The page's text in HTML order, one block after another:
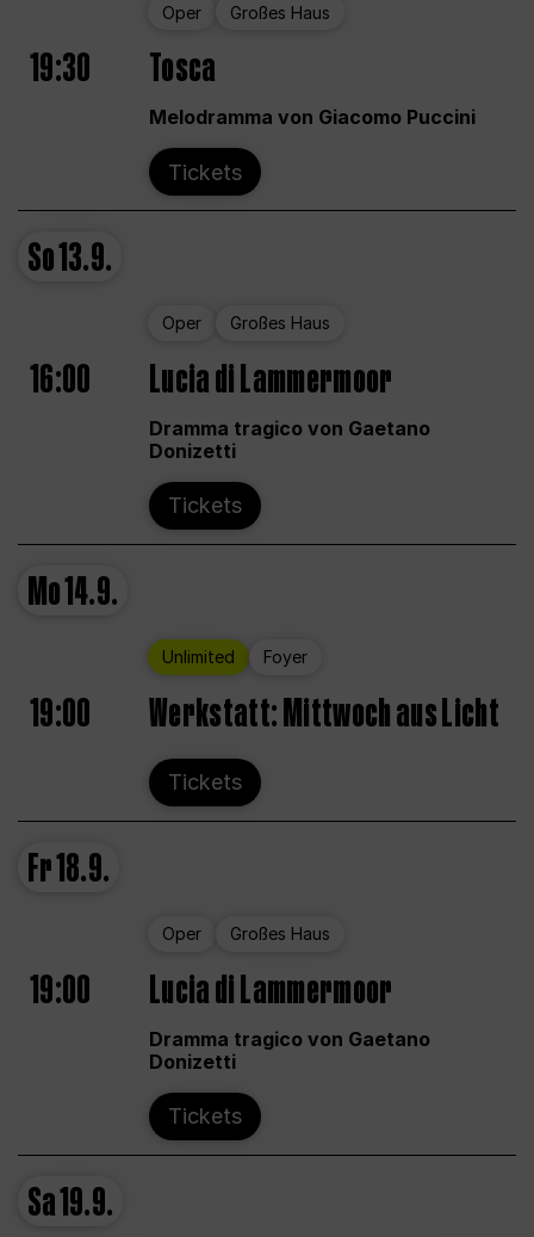
Oper Großes Haus
19:30 Tosca
Melodramma von Giacomo Puccini
Tickets
So13.9.
Oper Großes Haus
16:00 Lucia di Lammermoor
Dramma tragico von Gaetano
Donizetti
Tickets
Mo14.9.
Unlimited Foyer
19:00 Werkstatt: Mittwoch aus Licht
Tickets
Fr18.9.
Oper Großes Haus
19:00 Lucia di Lammermoor
Dramma tragico von Gaetano
Donizetti
Tickets
Sa19.9.